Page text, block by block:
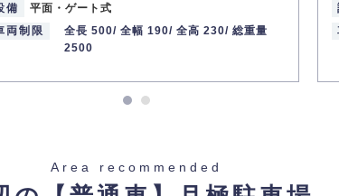
備
平面・ゲート式
両制限
全長 500/ 全幅 190/ 全高 230/ 総重量
2500
Area recommended